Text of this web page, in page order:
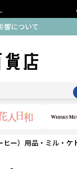
響について
ヒー）用品・ミル・ケ